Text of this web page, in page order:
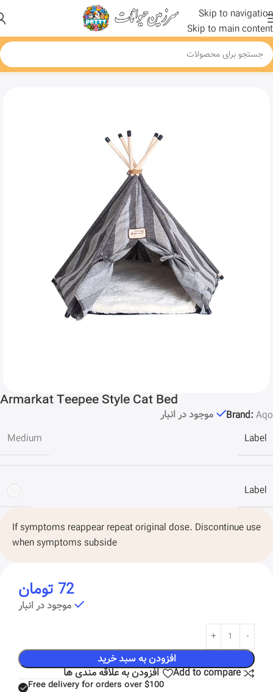
Skip to navigation
Skip to main content
خانه محصول Armarkat Teepee Style Cat Bed
Armarkat Teepee Style Cat Bed
Brand: Aqo
موجود در انبار
Label
Medium
Label
If symptoms reappear repeat original dose. Discontinue use
when symptoms subside
72 تومان
موجود در انبار
افزودن به سبد خرید
Add to compare
افزودن به علاقه مندی ها
Free delivery for orders over $100